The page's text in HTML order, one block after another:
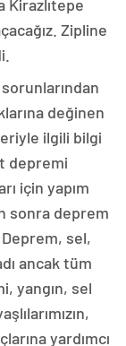
Kirazlıtepe
Zipline
değinen
ilgili bilgi
depremi
için yapım
sonra deprem
sel,
ancak tüm
yangın, sel
yardımcı